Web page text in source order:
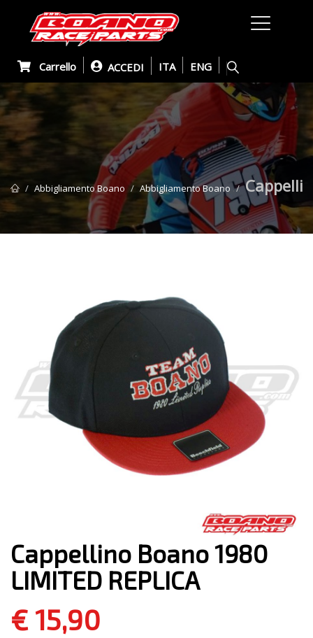
Carrello ACCEDI ITA ENG
Abbigliamento Boano Abbigliamento Boano
Cappellino Boano 1980
LIMITED REPLICA
€ 15,90